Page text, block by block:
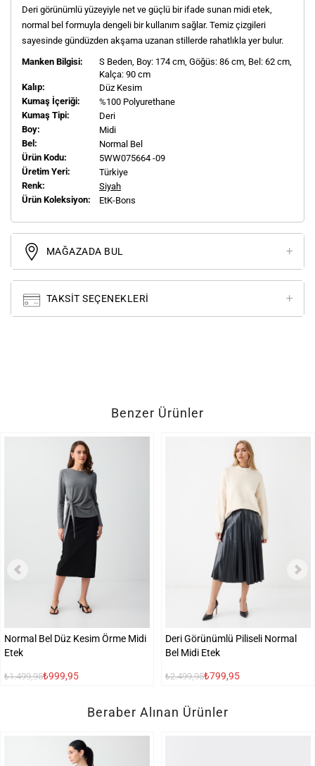
Deri görünümlü yüzeyiyle net ve güçlü bir ifade sunan midi etek,
normal bel formuyla dengeli bir kullanım sağlar. Temiz çizgileri
sayesinde gündüzden akşama uzanan stillerde rahatlıkla yer bulur.
Manken Bilgisi:
S Beden, Boy: 174 cm, Göğüs: 86 cm, Bel: 62 cm,
Kalça: 90 cm
Kalıp:
Düz Kesim
Kumaş İçeriği:
%100 Polyurethane
Kumaş Tipi:
Deri
Boy:
Midi
Bel:
Normal Bel
Ürün Kodu:
5WW075664 -09
Üretim Yeri:
Türkiye
Renk:
Siyah
Ürün Koleksiyon:
EtK-Borıs
MAĞAZADA BUL
TAKSIT SEÇENEKLERI
Benzer Ürünler
Normal Bel Düz Kesim Örme Midi
Etek
₺1.499,95₺999,95
Deri Görünümlü Piliseli Normal
Bel Midi Etek
₺2.499,95₺799,95
Beraber Alınan Ürünler